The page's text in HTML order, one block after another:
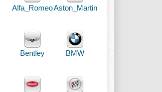
Alfa_RomeoAston_Martin
Bentley BMW